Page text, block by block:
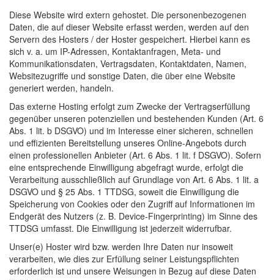
Diese Website wird extern gehostet. Die personenbezogenen
Daten, die auf dieser Website erfasst werden, werden auf den
Servern des Hosters / der Hoster gespeichert. Hierbei kann es
sich v. a. um IP-Adressen, Kontaktanfragen, Meta- und
Kommunikationsdaten, Vertragsdaten, Kontaktdaten, Namen,
Websitezugriffe und sonstige Daten, die über eine Website
generiert werden, handeln.
Das externe Hosting erfolgt zum Zwecke der Vertragserfüllung
gegenüber unseren potenziellen und bestehenden Kunden (Art. 6
Abs. 1 lit. b DSGVO) und im Interesse einer sicheren, schnellen
und effizienten Bereitstellung unseres Online-Angebots durch
einen professionellen Anbieter (Art. 6 Abs. 1 lit. f DSGVO). Sofern
eine entsprechende Einwilligung abgefragt wurde, erfolgt die
Verarbeitung ausschließlich auf Grundlage von Art. 6 Abs. 1 lit. a
DSGVO und § 25 Abs. 1 TTDSG, soweit die Einwilligung die
Speicherung von Cookies oder den Zugriff auf Informationen im
Endgerät des Nutzers (z. B. Device-Fingerprinting) im Sinne des
TTDSG umfasst. Die Einwilligung ist jederzeit widerrufbar.
Unser(e) Hoster wird bzw. werden Ihre Daten nur insoweit
verarbeiten, wie dies zur Erfüllung seiner Leistungspflichten
erforderlich ist und unsere Weisungen in Bezug auf diese Daten